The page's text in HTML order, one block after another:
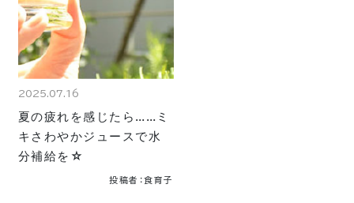
2025.07.16
夏の疲れを感じたら……ミ
キさわやかジュースで水
分補給を☆
投稿者：食育子